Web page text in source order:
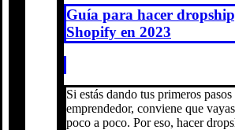
Guía para hacer
Shopify en 2023
Si estás dando tus primeros
emprendedor, conviene que
poco a poco. Por eso, hacer